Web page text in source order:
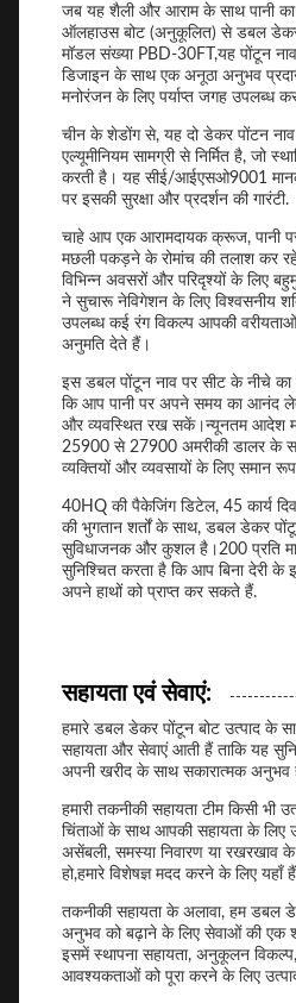
जब यह शैली और आराम के साथ पानी
ऑलहाउस बोट (अनुकूलित) से डबल डेकर
मॉडल संख्या PBD-30FT,यह पोंटून
डिजाइन के साथ एक अनूठा अनुभव
मनोरंजन के लिए पर्याप्त जगह उपलब्ध
चीन के शेडोंग से, यह दो डेकर पोंटन नाव
एल्यूमीनियम सामग्री से निर्मित है, जो
करती है। यह सीई/आईएसओ9001
पर इसकी सुरक्षा और प्रदर्शन की गारंटी.
चाहे आप एक आरामदायक क्रूज, पानी पर
मछली पकड़ने के रोमांच की तलाश कर
विभिन्न अवसरों और परिदृश्यों के लिए
ने सुचारू नेविगेशन के लिए विश्वसनीय
उपलब्ध कई रंग विकल्प आपकी
अनुमति देते हैं।
इस डबल पोंटून नाव पर सीट के नीचे का
कि आप पानी पर अपने समय का आनंद
और व्यवस्थित रख सकें।न्यूनतम आदेश
25900 से 27900 अमरीकी डालर के
व्यक्तियों और व्यवसायों के लिए समान
40HQ की पैकेजिंग डिटेल, 45 कार्य
की भुगतान शर्तों के साथ, डबल डेकर
सुविधाजनक और कुशल है।200 प्रति माह
सुनिश्चित करता है कि आप बिना देरी के
अपने हाथों को प्राप्त कर सकते हैं.
सहायता एवं सेवाएं:
हमारे डबल डेकर पोंटून बोट उत्पाद के
सहायता और सेवाएं आती हैं ताकि यह
अपनी खरीद के साथ सकारात्मक अनुभव
हमारी तकनीकी सहायता टीम किसी भी
चिंताओं के साथ आपकी सहायता के लिए
असेंबली, समस्या निवारण या रखरखाव
हो,हमारे विशेषज्ञ मदद करने के लिए यहाँ
तकनीकी सहायता के अलावा, हम डबल
अनुभव को बढ़ाने के लिए सेवाओं की एक
इसमें स्थापना सहायता, अनुकूलन
आवश्यकताओं को पूरा करने के लिए